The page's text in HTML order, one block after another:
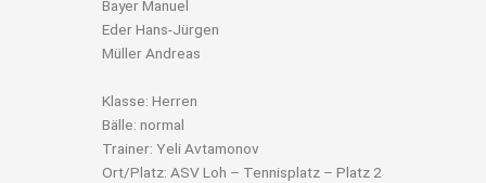
Bayer Manuel
Eder Hans-Jürgen
Müller Andreas
Klasse: Herren
Bälle: normal
Trainer: Yeli Avtamonov
Ort/Platz: ASV Loh – Tennisplatz – Platz 2